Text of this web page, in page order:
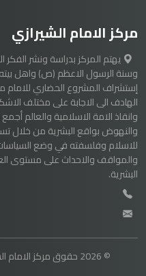
مركز الامام الشيرازي
يهتم المركز بدراسة ونشر
وسنة الرسول الاعظم (ص) واهل
إستشراف المشروع الحضاري
الهادف الى الاجابة على مختلف
وانقاذ الامة الاسلامية والعالم
والنهوض بواقع البشرية من خلال
للاسلام وفلسفته في وضع
والمواقف والاحداث على مستوى
البشرية.
© 2026 حقوق مركز الامام الشيرازي. جميع الحقوق محفوظة.